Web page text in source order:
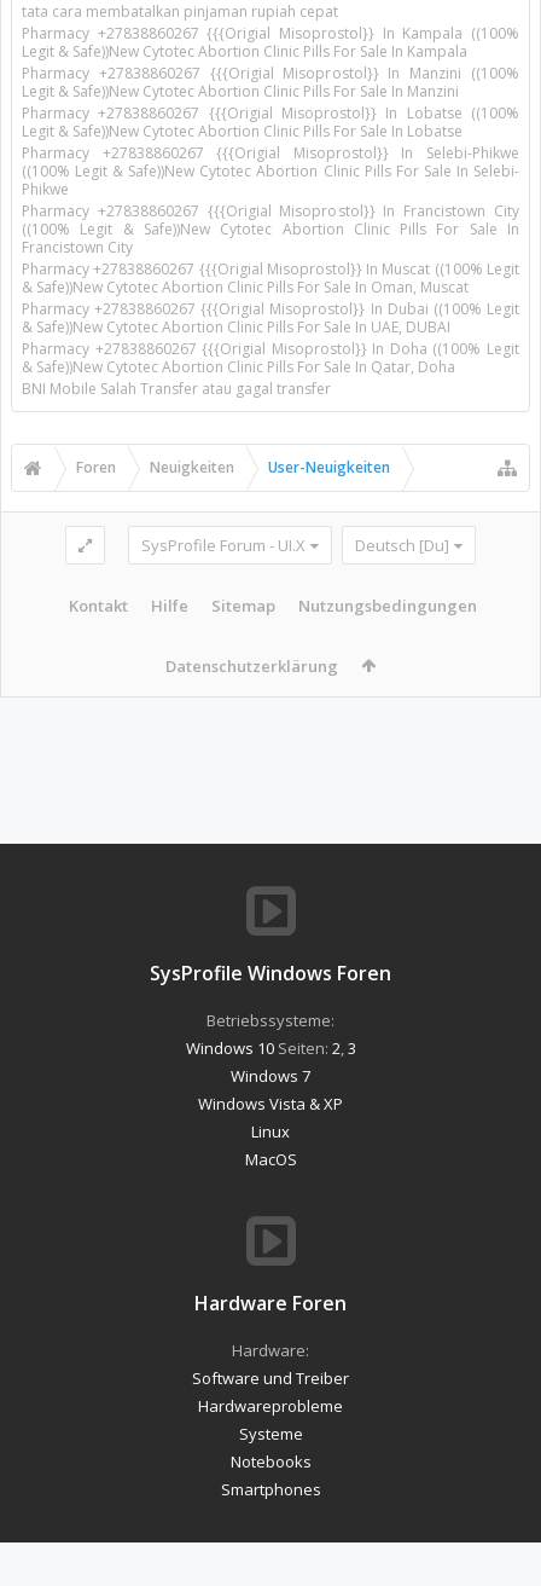
tata cara membatalkan pinjaman rupiah cepat
Pharmacy +27838860267 {{{Origial Misoprostol}} In Kampala ((100%
Legit & Safe))New Cytotec Abortion Clinic Pills For Sale In Kampala
Pharmacy +27838860267 {{{Origial Misoprostol}} In Manzini ((100%
Legit & Safe))New Cytotec Abortion Clinic Pills For Sale In Manzini
Pharmacy +27838860267 {{{Origial Misoprostol}} In Lobatse ((100%
Legit & Safe))New Cytotec Abortion Clinic Pills For Sale In Lobatse
Pharmacy +27838860267 {{{Origial Misoprostol}} In Selebi-Phikwe
((100% Legit & Safe))New Cytotec Abortion Clinic Pills For Sale In Selebi-
Phikwe
Pharmacy +27838860267 {{{Origial Misoprostol}} In Francistown City
((100% Legit & Safe))New Cytotec Abortion Clinic Pills For Sale In
Francistown City
Pharmacy +27838860267 {{{Origial Misoprostol}} In Muscat ((100% Legit
& Safe))New Cytotec Abortion Clinic Pills For Sale In Oman, Muscat
Pharmacy +27838860267 {{{Origial Misoprostol}} In Dubai ((100% Legit
& Safe))New Cytotec Abortion Clinic Pills For Sale In UAE, DUBAI
Pharmacy +27838860267 {{{Origial Misoprostol}} In Doha ((100% Legit
& Safe))New Cytotec Abortion Clinic Pills For Sale In Qatar, Doha
BNI Mobile Salah Transfer atau gagal transfer
Foren Neuigkeiten User-Neuigkeiten
SysProfile Forum - UI.X Deutsch [Du]
Kontakt Hilfe Sitemap Nutzungsbedingungen
Datenschutzerklärung
SysProfile Windows Foren
Betriebssysteme:
Windows 10Seiten: 2 3
Windows 7
Windows Vista & XP
Linux
MacOS
Hardware Foren
Hardware:
Software und Treiber
Hardwareprobleme
Systeme
Notebooks
Smartphones